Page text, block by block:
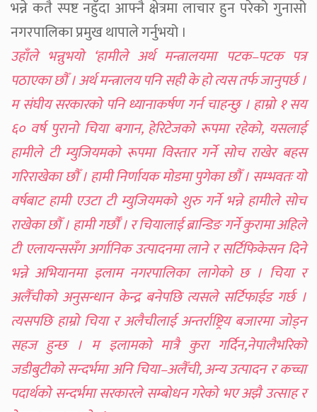
भन्ने कतै स्पष्ट नहुँदा आफ्नै क्षेत्रमा लाचार हुन परेको गुनासो
नगरपालिका प्रमुख थापाले गर्नुभयो ।
उहाँले भन्नुभयो ‘हामीले अर्थ मन्त्रालयमा पटक–पटक पत्र
पठाएका छौँ । अर्थ मन्त्रालय पनि सही के हो त्यस तर्फ जानुपर्छ ।
म संघीय सरकारको पनि ध्यानाकर्षण गर्न चाहन्छु । हाम्रो १ सय
६० वर्ष पुरानो चिया बगान, हेरिटेजको रूपमा रहेको, यसलाई
हामीले टी म्युजियमको रूपमा विस्तार गर्ने सोच राखेर बहस
गरिराखेका छौँ । हामी निर्णायक मोडमा पुगेका छौँ । सम्भवतः यो
वर्षबाट हामी एउटा टी म्युजियमको शुरु गर्ने भन्ने हामीले सोच
राखेका छौँ । हामी गर्छौँ । र चियालाई ब्रान्डिङ गर्ने कुरामा अहिले
टी एलायन्ससँग अर्गानिक उत्पादनमा लाने र सर्टिफिकेसन दिने
भन्ने अभियानमा इलाम नगरपालिका लागेको छ । चिया र
अलैँचीको अनुसन्धान केन्द्र बनेपछि त्यसले सर्टिफाईड गर्छ ।
त्यसपछि हाम्रो चिया र अलैचीलाई अन्तर्राष्ट्रिय बजारमा जोड्न
सहज हुन्छ । म इलामको मात्रै कुरा गर्दिन,नेपालैभरिको
जडीबुटीको सन्दर्भमा अनि चिया–अलैँची, अन्य उत्पादन र कच्चा
पदार्थको सन्दर्भमा सरकारले सम्बोधन गरेको भए अझै उत्साह र